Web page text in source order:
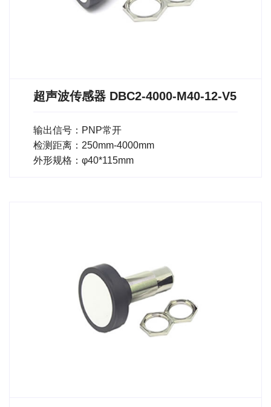
超声波传感器 DBC2-4000-M40-12-V5
输出信号：PNP常开
检测距离：250mm-4000mm
外形规格：φ40*115mm